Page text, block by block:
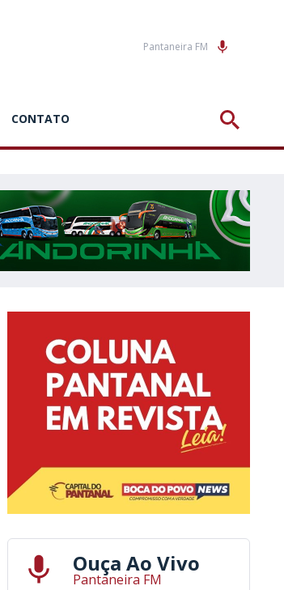
Pantaneira FM
CONTATO
Ouça Ao Vivo
Pantaneira FM